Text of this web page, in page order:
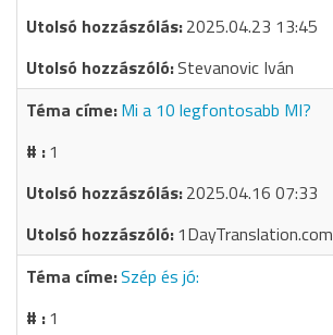
2025.04.23 13:45
Stevanovic Iván
Mi a 10 legfontosabb MI?
1
2025.04.16 07:33
1DayTranslation.com
Szép és jó:
1